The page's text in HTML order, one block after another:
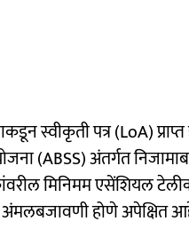
स्वीकृती पत्र (LoA)
(ABSS) अंतर्गत
मिनिमम एसेंशियल
अंमलबजावणी होणे अपेक्षित